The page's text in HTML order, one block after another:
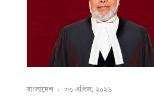
বাংলাদেশ · ৩০ এপ্রিল, ২০২৬